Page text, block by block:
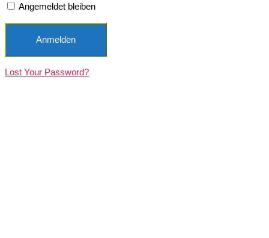
Angemeldet bleiben
Lost Your Password?